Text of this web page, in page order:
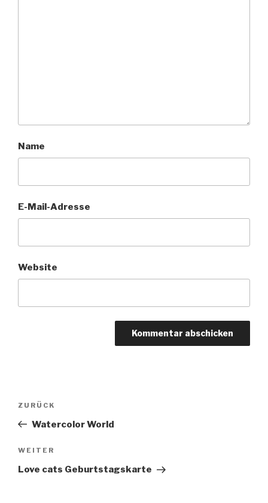
Name
E-Mail-Adresse
Website
Beitragsnavigation
Vorheriger
Beitrag
ZURÜCK
Watercolor World
Nächster
Beitrag
WEITER
Love cats Geburtstagskarte